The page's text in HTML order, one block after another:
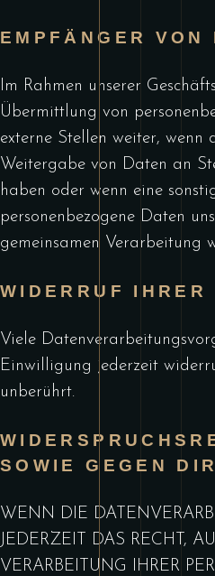
EMPFÄNGER VON
Im Rahmen unserer
Übermittlung von
externe Stellen weiter,
Weitergabe von Daten an
haben oder wenn eine
personenbezogene Daten
gemeinsamen Verarbeitung
WIDERRUF
Viele
Einwilligung jederzeit
unberührt.
SOWIE GEGEN
WENN DIE
JEDERZEIT DAS RECHT,
VERARBEITUNG IHRER